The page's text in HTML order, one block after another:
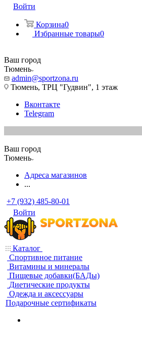
Войти
Корзина0
Избранные товары0
Ваш город
Тюмень
admin@sportzona.ru
Тюмень, ТРЦ "Гудвин", 1 этаж
Вконтакте
Telegram
Ваш город
Тюмень
Адреса магазинов
...
+7 (932) 485-80-01
Войти
Каталог
Спортивное питание
Витамины и минералы
Пищевые добавки(БАДы)
Диетические продукты
Одежда и аксессуары
Подарочные сертификаты